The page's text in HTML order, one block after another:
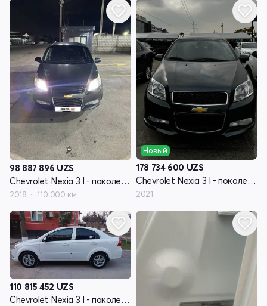
98 887 896 UZS
Chevrolet Nexia 3 I - поколение
2018 110 000 км
Новый
178 734 600 UZS
Chevrolet Nexia 3 I - поколение
2021
110 815 452 UZS
Chevrolet Nexia 3 I - поколение